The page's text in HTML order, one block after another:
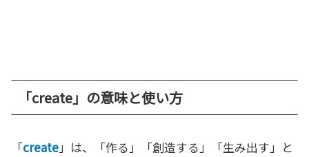
「create」の意味と使い方
「create」は、「作る」「創造する」「生み出す」と